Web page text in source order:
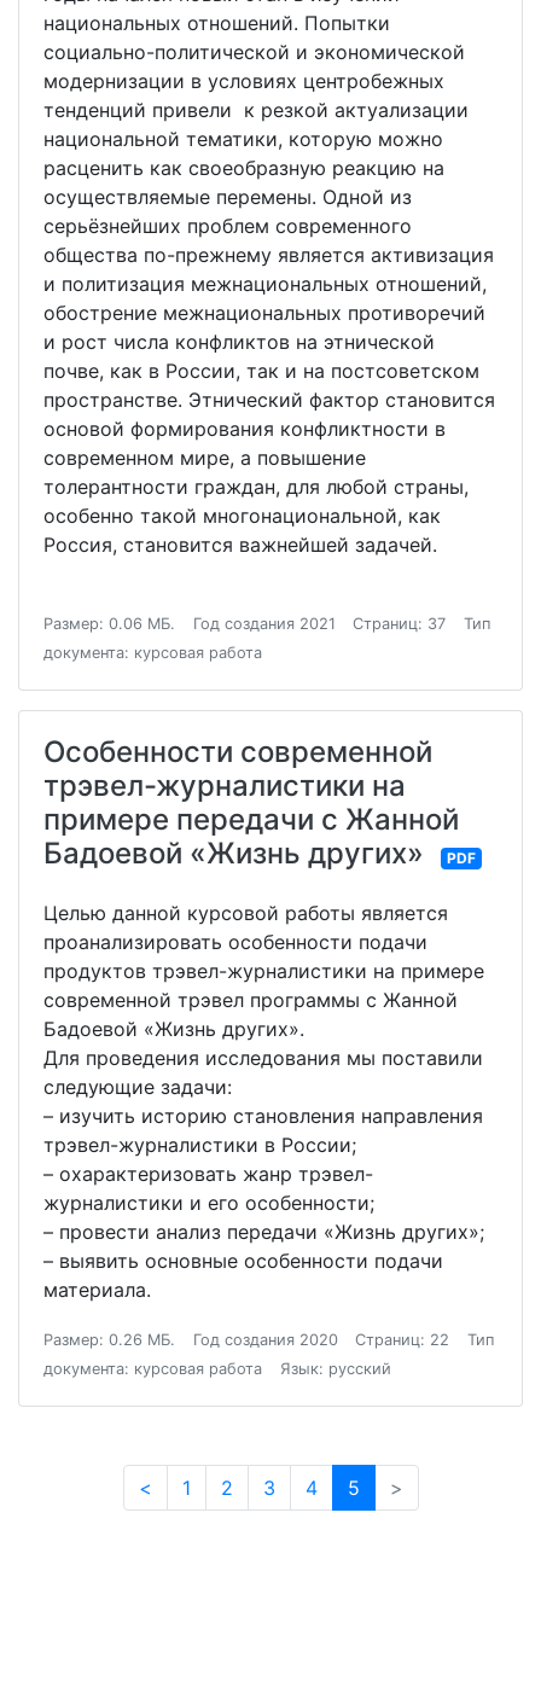
национальных отношений. Попытки
социально-политической и экономической
модернизации в условиях центробежных
тенденций привели к резкой актуализации
национальной тематики, которую можно
расценить как своеобразную реакцию на
осуществляемые перемены. Одной из
серьёзнейших проблем современного
общества по-прежнему является активизация
и политизация межнациональных отношений,
обострение межнациональных противоречий
и рост числа конфликтов на этнической
почве, как в России, так и на постсоветском
пространстве. Этнический фактор становится
основой формирования конфликтности в
современном мире, а повышение
толерантности граждан, для любой страны,
особенно такой многонациональной, как
Россия, становится важнейшей задачей.
Размер: 0.06 МБ. Год создания 2021 Страниц: 37
Тип
документа: курсовая работа
Особенности современной
трэвел-журналистики на
примере передачи с Жанной
Бадоевой «Жизнь других»
PDF
Целью данной курсовой работы является
проанализировать особенности подачи
продуктов трэвел-журналистики на примере
современной трэвел программы с Жанной
Бадоевой «Жизнь других».
Для проведения исследования мы поставили
следующие задачи:
– изучить историю становления направления
трэвел-журналистики в России;
– охарактеризовать жанр трэвел-
журналистики и его особенности;
– провести анализ передачи «Жизнь других»;
– выявить основные особенности подачи
материала.
Размер: 0.26 МБ. Год создания 2020 Страниц: 22
Тип
документа: курсовая работа
Язык: русский
< 1 2 3 4 5 >